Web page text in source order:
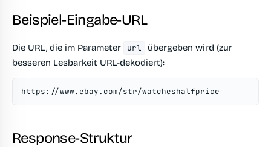
Beispiel-Eingabe-URL
Die URL, die im Parameter url
übergeben wird (zur
besseren Lesbarkeit URL-dekodiert):
https://www.ebay.com/str/watcheshalfprice
Response-Struktur